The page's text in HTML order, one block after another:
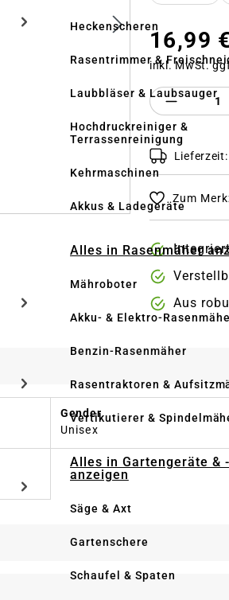
Heckenscheren
Rasentrimmer &
Laubbläser & Laubsauger
Hochdruckreiniger &
Terrassenreinigung
Kehrmaschinen
Akkus & Ladegeräte
Alles in Rasenmäher
Mähroboter
Akku- & Elektro-
Benzin-Rasenmäher
Rasentraktoren &
Vertikutierer &
Alles in Gartengeräte &
anzeigen
Säge & Axt
Gartenschere
Schaufel & Spaten
16,99 €
inkl. MwSt.
Produkt
Zum
Aus
Gender
Unisex